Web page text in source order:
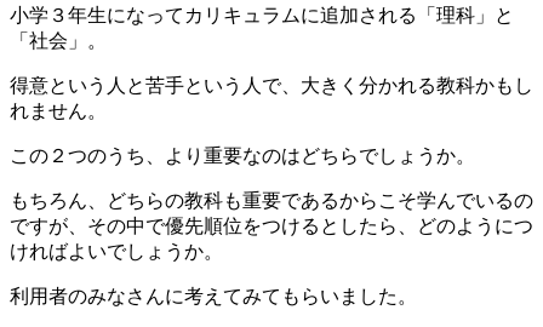
小学３年生になってカリキュラムに追加される「理科」と
「社会」。
得意という人と苦手という人で、大きく分かれる教科かもし
れません。
この２つのうち、より重要なのはどちらでしょうか。
もちろん、どちらの教科も重要であるからこそ学んでいるの
ですが、その中で優先順位をつけるとしたら、どのようにつ
ければよいでしょうか。
利用者のみなさんに考えてみてもらいました。